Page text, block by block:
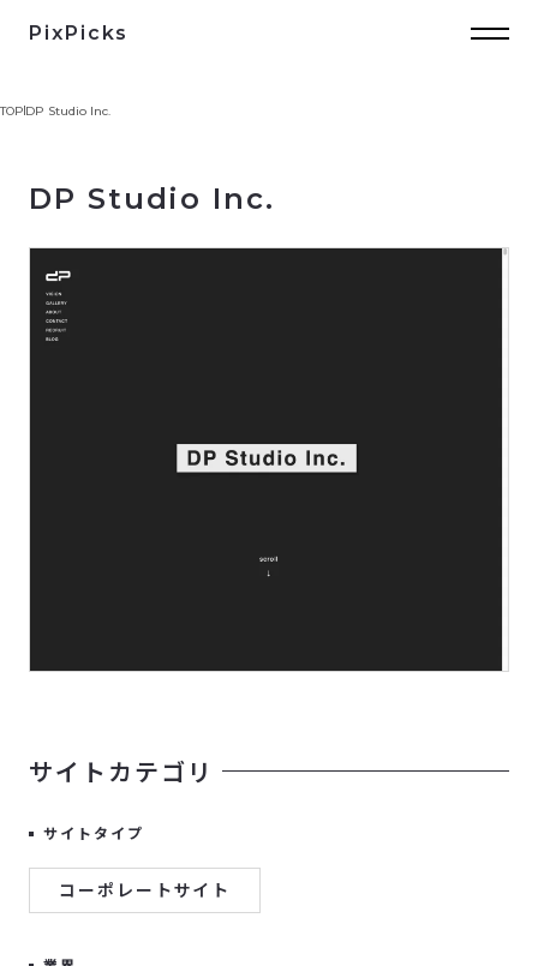
PixPicks
TOP DP Studio Inc.
DP Studio Inc.
サイトカテゴリ
サイトタイプ
コーポレートサイト